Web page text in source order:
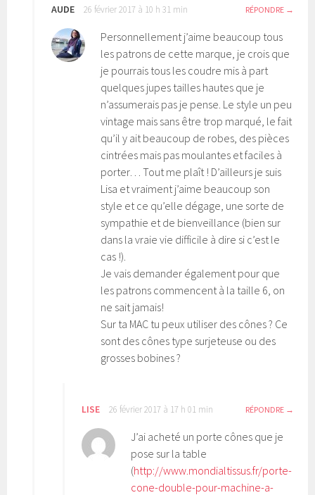
AUDE 26 février 2017 à 10 h 31 min RÉPONDRE
Personnellement j’aime beaucoup tous
les patrons de cette marque, je crois que
je pourrais tous les coudre mis à part
quelques jupes tailles hautes que je
n’assumerais pas je pense. Le style un peu
vintage mais sans être trop marqué, le fait
qu’il y ait beaucoup de robes, des pièces
cintrées mais pas moulantes et faciles à
porter… Tout me plaît ! D’ailleurs je suis
Lisa et vraiment j’aime beaucoup son
style et ce qu’elle dégage, une sorte de
sympathie et de bienveillance (bien sur
dans la vraie vie difficile à dire si c’est le
cas !).
Je vais demander également pour que
les patrons commencent à la taille 6, on
ne sait jamais!
Sur ta MAC tu peux utiliser des cônes ? Ce
sont des cônes type surjeteuse ou des
grosses bobines ?
LISE 26 février 2017 à 17 h 01 min RÉPONDRE
J’ai acheté un porte cônes que je
pose sur la table
(http://www.mondialtissus.fr/porte-
cone-double-pour-machine-a-